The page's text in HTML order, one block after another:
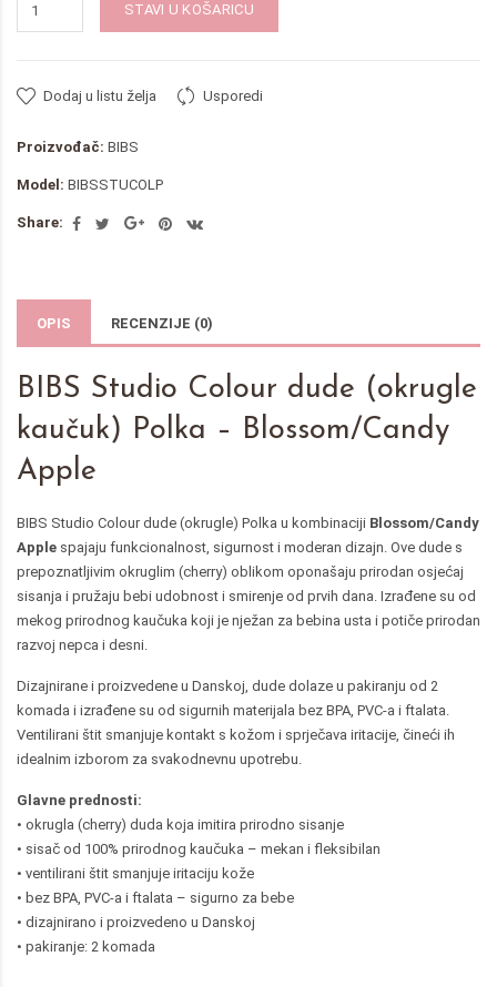
STAVI U KOŠARICU
Dodaj u listu želja Usporedi
Proizvođač: BIBS
Model: BIBSSTUCOLP
Share:
OPIS RECENZIJE (0)
BIBS Studio Colour dude (okrugle
kaučuk) Polka – Blossom/Candy
Apple
BIBS Studio Colour dude (okrugle) Polka u kombinaciji Blossom/Candy
Apple spajaju funkcionalnost, sigurnost i moderan dizajn. Ove dude s
prepoznatljivim okruglim (cherry) oblikom oponašaju prirodan osjećaj
sisanja i pružaju bebi udobnost i smirenje od prvih dana. Izrađene su od
mekog prirodnog kaučuka koji je nježan za bebina usta i potiče prirodan
razvoj nepca i desni.
Dizajnirane i proizvedene u Danskoj, dude dolaze u pakiranju od 2
komada i izrađene su od sigurnih materijala bez BPA, PVC-a i ftalata.
Ventilirani štit smanjuje kontakt s kožom i sprječava iritacije, čineći ih
idealnim izborom za svakodnevnu upotrebu.
Glavne prednosti:
• okrugla (cherry) duda koja imitira prirodno sisanje
• sisač od 100% prirodnog kaučuka – mekan i fleksibilan
• ventilirani štit smanjuje iritaciju kože
• bez BPA, PVC-a i ftalata – sigurno za bebe
• dizajnirano i proizvedeno u Danskoj
• pakiranje: 2 komada